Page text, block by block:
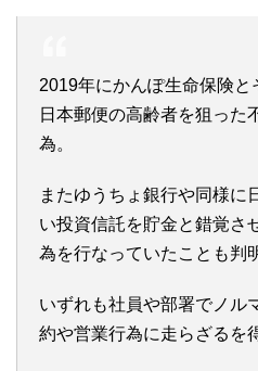
2019年にかんぽ生命保険と
日本郵便の高齢者を狙った
為。
またゆうちょ銀行や同様に
い投資信託を貯金と錯覚さ
為を行なっていたことも判
いずれも社員や部署でノル
約や営業行為に走らざるを